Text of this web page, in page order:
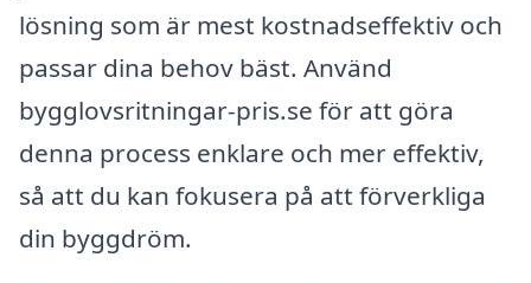
lösning som är mest kostnadseffektiv och
passar dina behov bäst. Använd
bygglovsritningar-pris.se för att göra
denna process enklare och mer effektiv,
så att du kan fokusera på att förverkliga
din byggdröm.